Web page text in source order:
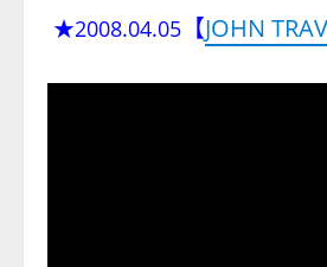
★2008.04.05 【JOHN